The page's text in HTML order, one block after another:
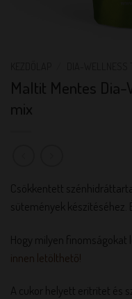
Maltit Mentes Dia-
mix
Csökkentett
sütemények készítéséhez.
Hogy milyen finomságokat
innen letölthető!
A cukor helyett eritritet és